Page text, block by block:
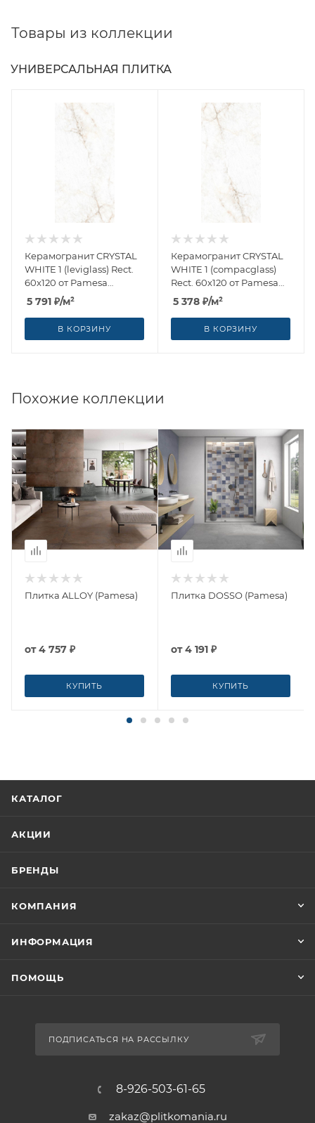
Товары из коллекции
УНИВЕРСАЛЬНАЯ ПЛИТКА
Керамогранит CRYSTAL
WHITE 1 (leviglass) Rect.
60x120 от Pamesa
(Испания)
5 791 ₽/м²
В КОРЗИНУ
Керамогранит CRYSTAL
WHITE 1 (compacglass)
Rect. 60x120 от Pamesa
(Испания)
5 378 ₽/м²
В КОРЗИНУ
Похожие коллекции
Плитка ALLOY (Pamesa)
от4 757 ₽
КУПИТЬ
Плитка DOSSO (Pamesa)
от4 191 ₽
КУПИТЬ
КАТАЛОГ
АКЦИИ
БРЕНДЫ
КОМПАНИЯ
ИНФОРМАЦИЯ
ПОМОЩЬ
ПОДПИСАТЬСЯ НА РАССЫЛКУ
8-926-503-61-65
zakaz@plitkomania.ru